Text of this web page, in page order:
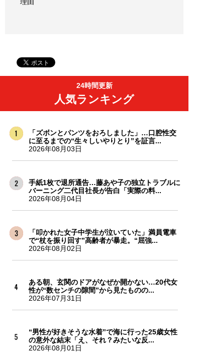
理由
24時間更新
人気ランキング
「ズボンとパンツをおろしました」…口腔性交
に至るまでの“生々しいやりとり”を証言...
2026年08月03日
手紙1枚で退所通告…藤あや子の独立トラブルに
バーニング二代目社長が告白「実際の料...
2026年08月04日
「叩かれた女子中学生が泣いていた」満員電車
で“杖を振り回す”高齢者が暴走。“屈強...
2026年08月02日
ある朝、玄関のドアがなぜか開かない…20代女
性が“数センチの隙間”から見たものの...
2026年07月31日
“男性が好きそうな水着”で海に行った25歳女性
の意外な結末「え、それ？みたいな反...
2026年08月01日